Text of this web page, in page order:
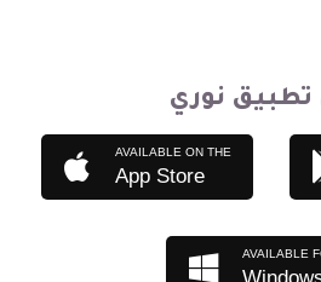
نوري
AVAILABLE ON THE
App Store
AVAILABLE